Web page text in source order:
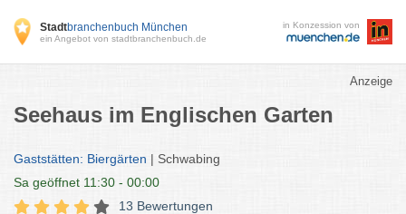
Stadtbranchenbuch München
ein Angebot von stadtbranchenbuch.de
in Konzession von
Anzeige
Seehaus im Englischen Garten
Gaststätten: Biergärten | Schwabing
Sa geöffnet 11:30 - 00:00
13 Bewertungen